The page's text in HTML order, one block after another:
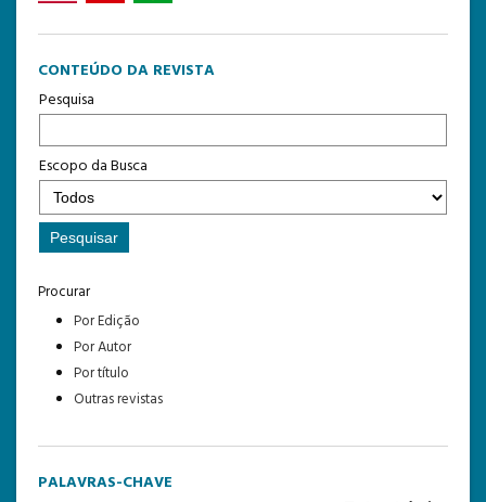
CONTEÚDO DA REVISTA
Pesquisa
Escopo da Busca
Procurar
Por Edição
Por Autor
Por título
Outras revistas
PALAVRAS-CHAVE